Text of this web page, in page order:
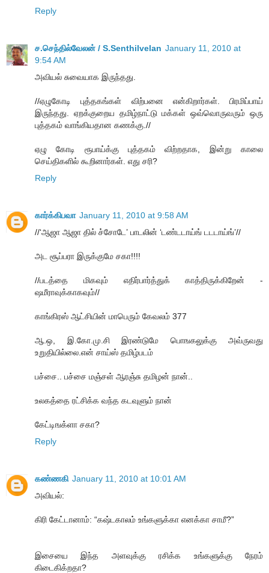
Reply
ச.செந்தில்வேலன் / S.Senthilvelan January 11, 2010 at
9:54 AM
அவியல் சுவையாக இருந்தது.
//ஏழுகோடி புத்தகங்கள் விற்பனை என்கிறார்கள். பிரமிப்பாய்
இருந்தது. ஏறக்குறைய தமிழ்நாட்டு மக்கள் ஒவ்வொருவரும் ஒரு
புத்தகம் வாங்கியதான கணக்கு.//
ஏழு கோடி ரூபாய்க்கு புத்தகம் விற்றதாக, இன்று காலை
செய்திகளில் கூறினார்கள். எது சரி?
Reply
கார்க்கிபவா January 11, 2010 at 9:58 AM
//‘ஆஜா ஆஜா தில் ச்சோடே’ பாடலின் ‘டண்டடாய்ங் டடடாய்ங்’//
அட சூப்பரா இருக்குமே சகா!!!!
//படத்தை மிகவும் எதிர்பார்த்துக் காத்திருக்கிறேன் -
ஷமீராவுக்காகவும்//
காங்கிரஸ் ஆட்சியின் மாபெரும் கேவலம் 377
ஆ.ஒ, இ.கோ.மு.சி இரண்டுமே பொஙகலுக்கு அவ்ருவது
உறுதியில்லை.என் சாய்ஸ் தமிழ்படம்
பச்சை.. பச்சை மஞ்சள் ஆரஞ்சு தமிழன் நான்..
உலகத்தை ரட்சிக்க வந்த கடவுளும் நான்
கேட்டிஙக்ளா சகா?
Reply
கண்ணகி January 11, 2010 at 10:01 AM
அவியல்:
கிரி கேட்டானாம்: “கஷ்டகாலம் உங்களுக்கா எனக்கா சாமீ?”
இசையை இந்த அளவுக்கு ரசிக்க உங்களுக்கு நேரம்
கிடைகிக்றதா?